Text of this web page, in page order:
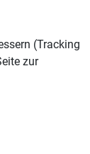
(Tracking
zur